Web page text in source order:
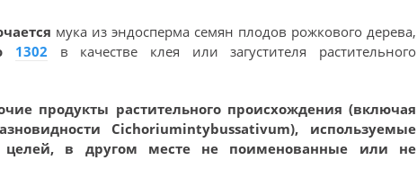
мука из эндосперма семян плодов рожкового дерева,
1302
в качестве клея или загустителя растительного
продукты растительного происхождения (включая
Cichoriumintybussativum), используемые
в другом месте не поименованные или не